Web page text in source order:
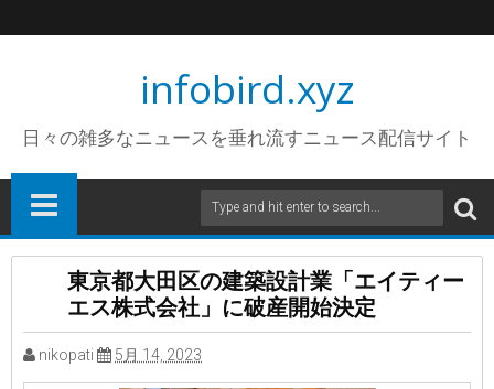
infobird.xyz
日々の雑多なニュースを垂れ流すニュース配信サイト
東京都大田区の建築設計業「エイティー
エス株式会社」に破産開始決定
nikopati 5月 14, 2023